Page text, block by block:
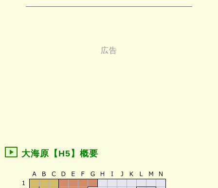
大海原【H5】概要